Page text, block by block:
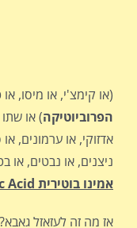
(או קימצ'י, או מיסו,
הפרוביוטיקה) או
אדזוקי, או ערמונים,
ניצנים, או נבטים, או
אמינו בוטירית Acid